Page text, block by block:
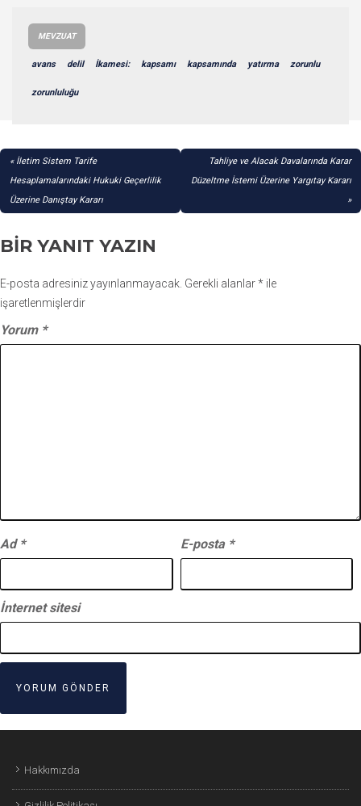
MEVZUAT
avans delil İkamesi: kapsamı kapsamında yatırma zorunlu
zorunluluğu
YAZI
GEZINMESI
İletim Sistem Tarife
Hesaplamalarındaki Hukuki Geçerlilik
Üzerine Danıştay Kararı
Tahliye ve Alacak Davalarında Karar
Düzeltme İstemi Üzerine Yargıtay Kararı
BIR YANIT YAZIN
E-posta adresiniz yayınlanmayacak. Gerekli alanlar* ile
işaretlenmişlerdir
Yorum *
Ad * E-posta *
İnternet sitesi
Hakkımızda